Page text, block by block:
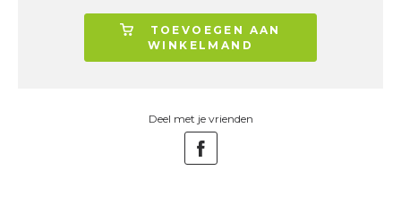
TOEVOEGEN AAN
WINKELMAND
Deel met je vrienden